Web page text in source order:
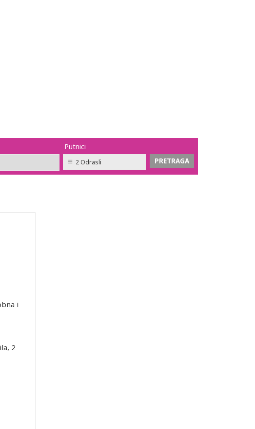
Putnici
2 Odrasli
i
2